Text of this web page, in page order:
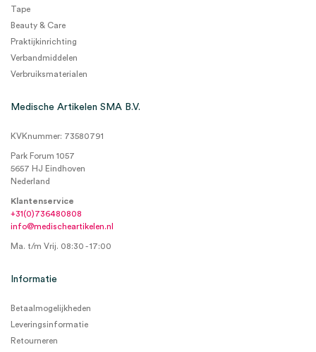
Tape
Beauty & Care
Praktijkinrichting
Verbandmiddelen
Verbruiksmaterialen
Medische Artikelen SMA B.V.
KVKnummer: 73580791
Park Forum 1057
5657 HJ Eindhoven
Nederland
Klantenservice
+31(0)736480808
info@medischeartikelen.nl
Ma. t/m Vrij. 08:30 - 17:00
Informatie
Betaalmogelijkheden
Leveringsinformatie
Retourneren